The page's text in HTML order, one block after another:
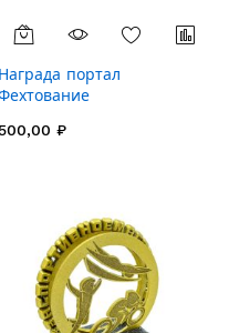
Награда портал
500,00 ₽